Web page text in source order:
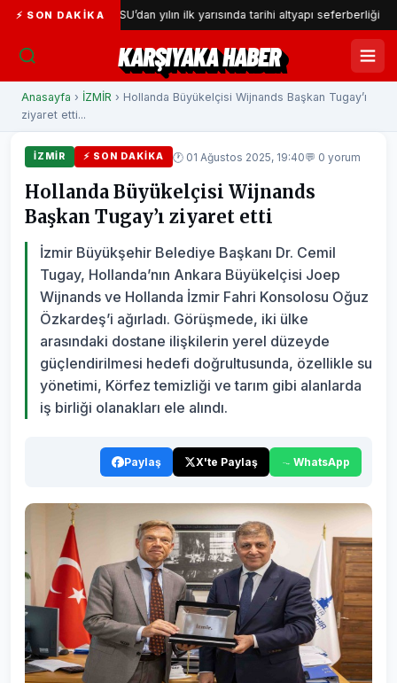
⚡ SON DAKIKA
İZSU’dan yılın ilk yarısında tarihi altyapı seferberliği
KARŞIYAKA HABER
Anasayfa › İZMİR › Hollanda Büyükelçisi Wijnands Başkan Tugay’ı
ziyaret etti...
İZMİR ⚡ SON DAKIKA 🕐 01 Ağustos 2025, 19:40💬 0 yorum
Hollanda Büyükelçisi Wijnands
Başkan Tugay’ı ziyaret etti
İzmir Büyükşehir Belediye Başkanı Dr. Cemil
Tugay, Hollanda’nın Ankara Büyükelçisi Joep
Wijnands ve Hollanda İzmir Fahri Konsolosu Oğuz
Özkardeş’i ağırladı. Görüşmede, iki ülke
arasındaki dostane ilişkilerin yerel düzeyde
güçlendirilmesi hedefi doğrultusunda, özellikle su
yönetimi, Körfez temizliği ve tarım gibi alanlarda
iş birliği olanakları ele alındı.
Paylaş X'te Paylaş WhatsApp